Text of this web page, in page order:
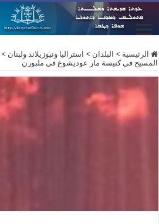
الرئيسية > البلدان > استراليا ونيوزيلاند ولبنان >
المسيح في كنيسة مار عوديشوع في ملبورن